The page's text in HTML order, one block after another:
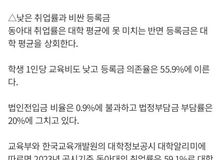
△낮은 취업률과 비싼 등록금
동아대 취업률은 대학 평균에 못 미치는 반면 등록금은 대
학 평균을 상회한다.
학생 1인당 교육비도 낮고 등록금 의존율은 55.9%에 이른
다.
법인전입금 비율은 0.9%에 불과하고 법정부담금 부담률은
20%에 그치고 있다.
교육부와 한국교육개발원의 대학정보공시 대학알리미에